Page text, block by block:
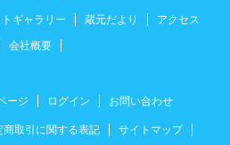
トギャラリー 蔵元だより アクセス
会社概要
ージ ログイン お問い合わせ
商取引に関する表記 サイトマップ